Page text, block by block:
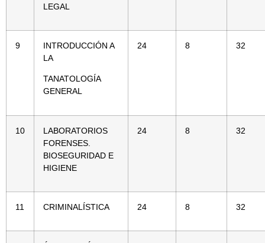
LEGAL
9
INTRODUCCIÓN A
LA
TANATOLOGÍA
GENERAL
24 8 32
10
LABORATORIOS
FORENSES.
BIOSEGURIDAD E
HIGIENE
24 8 32
11 CRIMINALÍSTICA 24 8 32